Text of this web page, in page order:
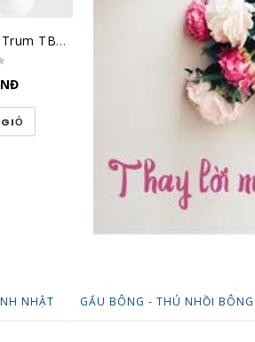
Thú nhồi bông Xì Trum TBXT2 Robo Trái Cây DC002
255,000VNĐ
THÊM VÀO GIỎ
NHẬT GẤU BÔNG - THÚ NHỒI BÔNG